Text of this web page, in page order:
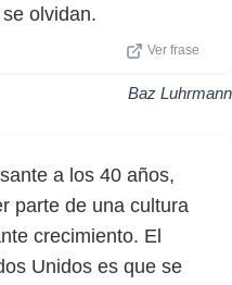
olvidan.
Ver frase
Baz Luhrmann
a los 40 años,
parte de una cultura
crecimiento. El
Unidos es que se